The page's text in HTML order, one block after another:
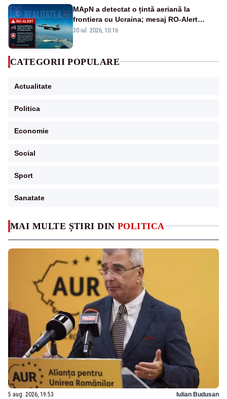
MAI MULTE ȘTIRI DIN POLITICA
5 aug. 2026, 19:53 Iulian Budusan
MApN a detectat o țintă aeriană la
frontiera cu Ucraina; mesaj RO-Alert
transmis în județul Tulcea
30 iul. 2026, 10:16
CATEGORII POPULARE
Actualitate
Politica
Economie
Social
Sport
Sanatate